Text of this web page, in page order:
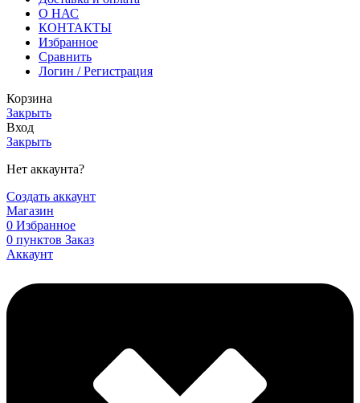
О НАС
КОНТАКТЫ
Избранное
Сравнить
Логин / Регистрация
Корзина
Закрыть
Вход
Закрыть
Нет аккаунта?
Создать аккаунт
Магазин
0 Избранное
0 пунктов Заказ
Аккаунт